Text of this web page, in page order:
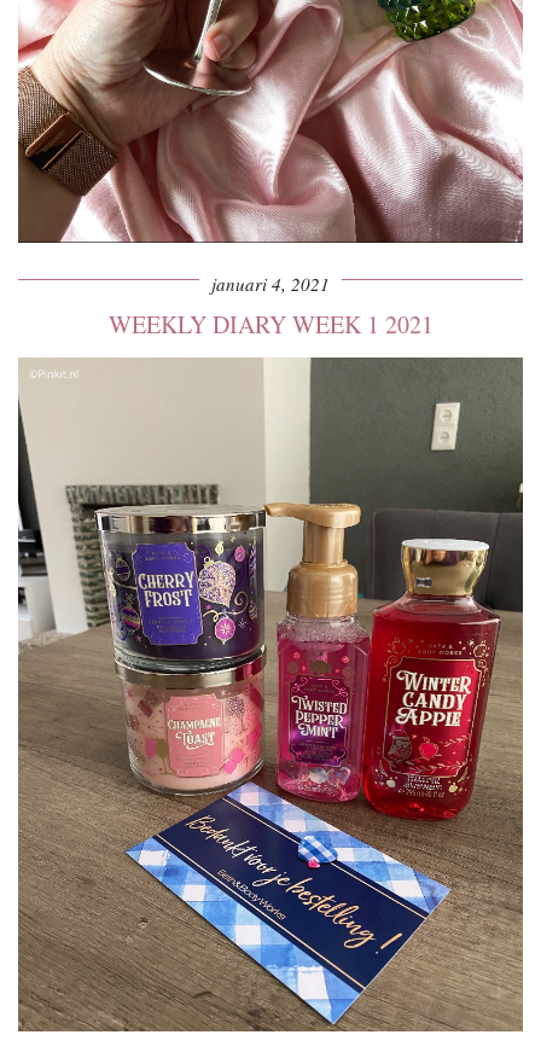
januari 4, 2021
WEEKLY DIARY WEEK 1 2021